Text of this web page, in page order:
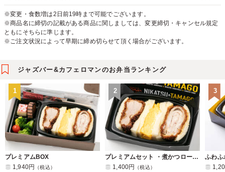
※変更・食数増は2日前19時まで可能でございます。
※商品名に締切の記載がある商品に関しましては、変更締切・キャンセル規定
ともにそちらに準じます。
※ご注文状況によって早期に締め切らせて頂く場合がございます。
ジャズバー&カフェロマンのお弁当ランキング
1
プレミアムBOX
1,940円
（税込）
2
プレミアムセット ・煮かつロース＆ヒレ＆玉子サンド(3ピース)
1,400円
（税込）
3
ふわふ